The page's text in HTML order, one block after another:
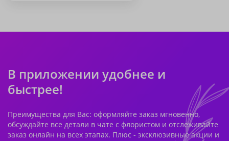
В приложении удобнее и
быстрее!
Преимущества для Вас: оформляйте заказ мгновенно,
обсуждайте все детали в чате с флористом и отслеживайте
заказ онлайн на всех этапах. Плюс - эксклюзивные акции и